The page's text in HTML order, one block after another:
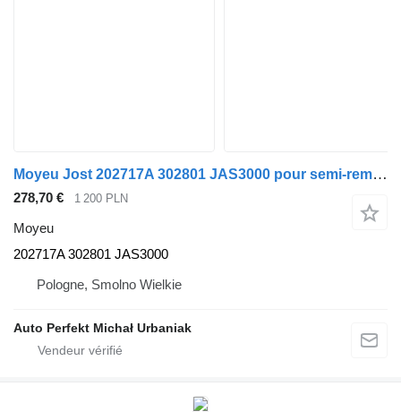
Moyeu Jost 202717A 302801 JAS3000 pour semi-remorque Mercedes-Benz TE
278,70 € 1 200 PLN
Moyeu
202717A 302801 JAS3000
Pologne, Smolno Wielkie
Auto Perfekt Michał Urbaniak